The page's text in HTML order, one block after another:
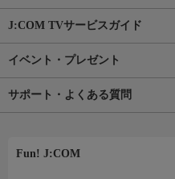
J:COM TVサービスガイド
イベント・プレゼント
サポート・よくある質問
Fun! J:COM